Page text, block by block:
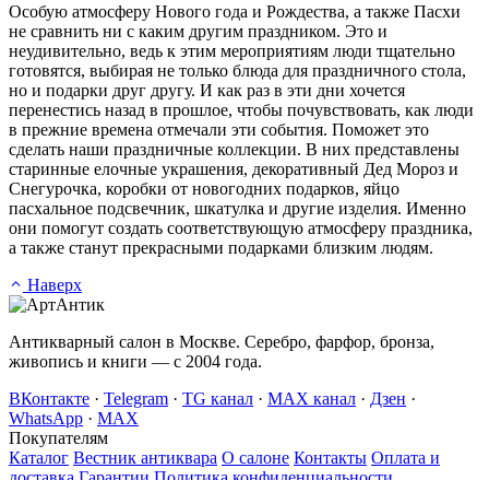
Особую атмосферу Нового года и Рождества, а также Пасхи
не сравнить ни с каким другим праздником. Это и
неудивительно, ведь к этим мероприятиям люди тщательно
готовятся, выбирая не только блюда для праздничного стола,
но и подарки друг другу. И как раз в эти дни хочется
перенестись назад в прошлое, чтобы почувствовать, как люди
в прежние времена отмечали эти события. Поможет это
сделать наши праздничные коллекции. В них представлены
старинные елочные украшения, декоративный Дед Мороз и
Снегурочка, коробки от новогодних подарков, яйцо
пасхальное подсвечник, шкатулка и другие изделия. Именно
они помогут создать соответствующую атмосферу праздника,
а также станут прекрасными подарками близким людям.
Наверх
Антикварный салон в Москве. Серебро, фарфор, бронза,
живопись и книги — с 2004 года.
ВКонтакте · Telegram · TG канал · MAX канал · Дзен ·
WhatsApp · MAX
Покупателям
Каталог Вестник антиквара О салоне Контакты Оплата и